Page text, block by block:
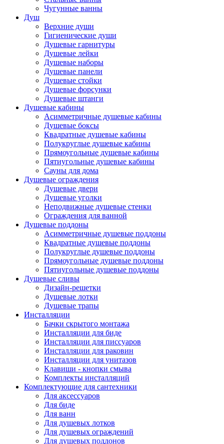
Чугунные ванны
Душ
Верхние души
Гигиенические души
Душевые гарнитуры
Душевые лейки
Душевые наборы
Душевые панели
Душевые стойки
Душевые форсунки
Душевые штанги
Душевые кабины
Асимметричные душевые кабины
Душевые боксы
Квадратные душевые кабины
Полукруглые душевые кабины
Прямоугольные душевые кабины
Пятиугольные душевые кабины
Сауны для дома
Душевые ограждения
Душевые двери
Душевые уголки
Неподвижные душевые стенки
Ограждения для ванной
Душевые поддоны
Асимметричные душевые поддоны
Квадратные душевые поддоны
Полукруглые душевые поддоны
Прямоугольные душевые поддоны
Пятиугольные душевые поддоны
Душевые сливы
Дизайн-решетки
Душевые лотки
Душевые трапы
Инсталляции
Бачки скрытого монтажа
Инсталляции для биде
Инсталляции для писсуаров
Инсталляции для раковин
Инсталляции для унитазов
Клавиши - кнопки смыва
Комплекты инсталляций
Комплектующие для сантехники
Для аксессуаров
Для биде
Для ванн
Для душевых лотков
Для душевых ограждений
Для душевых поддонов